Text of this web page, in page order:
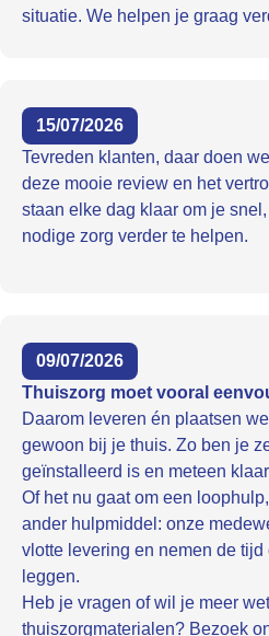
situatie. We helpen je graag
15/07/2026
Tevreden klanten, daar doen
deze mooie review en het
staan elke dag klaar om je
nodige zorg verder te helpen.
09/07/2026
Thuiszorg moet vooral
Daarom leveren én plaatsen
gewoon bij je thuis. Zo ben je
geïnstalleerd is en meteen
Of het nu gaat om een
ander hulpmiddel: onze
vlotte levering en nemen de
leggen.
Heb je vragen of wil je meer
thuiszorgmaterialen? Bezoek